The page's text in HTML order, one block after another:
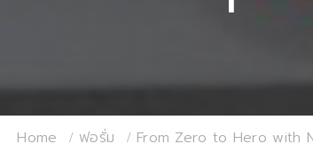
Home ฟอรั่ม From Zero to Hero with